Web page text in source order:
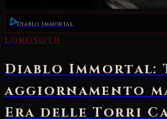
Diablo Immortal
LordSoth
Diablo Immortal:
aggiornamento
Era delle Torri